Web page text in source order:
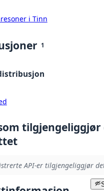
i Tinn
1
API-er tilgjengeliggjør